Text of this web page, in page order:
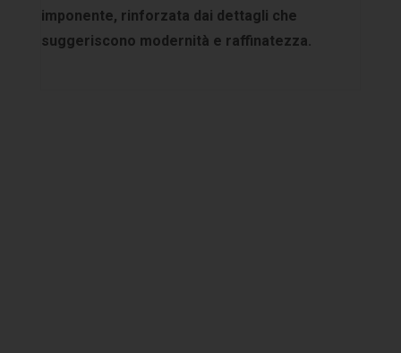
imponente, rinforzata dai dettagli che
suggeriscono modernità e raffinatezza.